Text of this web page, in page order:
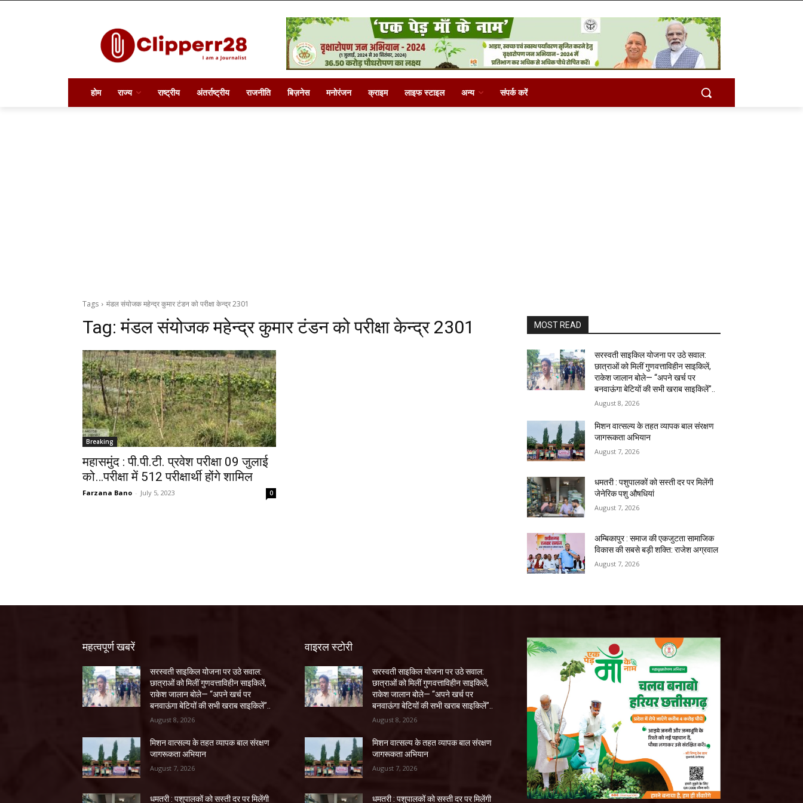
होम राज्य राष्ट्रीय अंतर्राष्ट्रीय राजनीति बिज़नेस मनोरंजन क्राइम लाइफ स्टाइल अन्य संपर्क करें
Tags मंडल संयोजक महेन्द्र कुमार टंडन को परीक्षा केन्द्र 2301
Tag:मंडल संयोजक महेन्द्र कुमार टंडन को परीक्षा केन्द्र 2301
Breaking
महासमुंद : पी.पी.टी. प्रवेश परीक्षा 09 जुलाई
को…परीक्षा में 512 परीक्षार्थी होंगे शामिल
Farzana Bano - July 5, 2023 0
MOST READ
सरस्वती साइकिल योजना पर उठे सवाल:
छात्राओं को मिलीं गुणवत्ताविहीन साइकिलें,
राकेश जालान बोले— “अपने खर्च पर
बनवाऊंगा बेटियों की सभी खराब साइकिलें”..
August 8, 2026
मिशन वात्सल्य के तहत व्यापक बाल संरक्षण
जागरूकता अभियान
August 7, 2026
धमतरी : पशुपालकों को सस्ती दर पर मिलेंगी
जेनेरिक पशु औषधियां
August 7, 2026
अम्बिकापुर : समाज की एकजुटता सामाजिक
विकास की सबसे बड़ी शक्ति: राजेश अग्रवाल
August 7, 2026
महत्वपूर्ण खबरें
सरस्वती साइकिल योजना पर उठे सवाल:
छात्राओं को मिलीं गुणवत्ताविहीन साइकिलें,
राकेश जालान बोले— “अपने खर्च पर
बनवाऊंगा बेटियों की सभी खराब साइकिलें”..
August 8, 2026
मिशन वात्सल्य के तहत व्यापक बाल संरक्षण
जागरूकता अभियान
August 7, 2026
धमतरी : पशुपालकों को सस्ती दर पर मिलेंगी
वाइरल स्टोरी
सरस्वती साइकिल योजना पर उठे सवाल:
छात्राओं को मिलीं गुणवत्ताविहीन साइकिलें,
राकेश जालान बोले— “अपने खर्च पर
बनवाऊंगा बेटियों की सभी खराब साइकिलें”..
August 8, 2026
मिशन वात्सल्य के तहत व्यापक बाल संरक्षण
जागरूकता अभियान
August 7, 2026
धमतरी : पशुपालकों को सस्ती दर पर मिलेंगी